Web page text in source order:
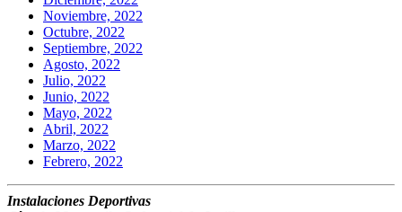
Noviembre, 2022
Octubre, 2022
Septiembre, 2022
Agosto, 2022
Julio, 2022
Junio, 2022
Mayo, 2022
Abril, 2022
Marzo, 2022
Febrero, 2022
Instalaciones Deportivas